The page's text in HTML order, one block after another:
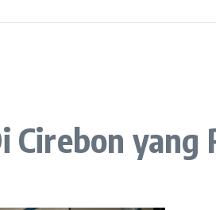
yang